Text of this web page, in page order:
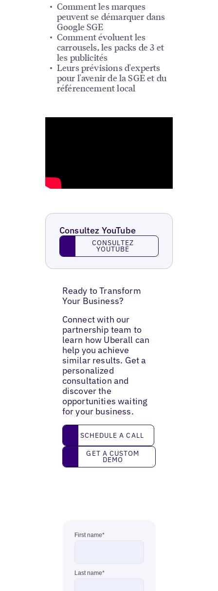
Comment les marques
peuvent se démarquer dans
Google SGE
Comment évoluent les
carrousels, les packs de 3 et
les publicités
Leurs prévisions d'experts
pour l'avenir de la SGE et du
référencement local
Consultez YouTube
Consultez YouTube
CONSULTEZ
YOUTUBE
Ready to Transform
Your Business?
Connect with our
partnership team to
learn how Uberall can
help you achieve
similar results. Get a
personalized
consultation and
discover the
opportunities waiting
for your business.
Schedule a call
SCHEDULE A CALL
Get a custom demo
GET A CUSTOM
DEMO